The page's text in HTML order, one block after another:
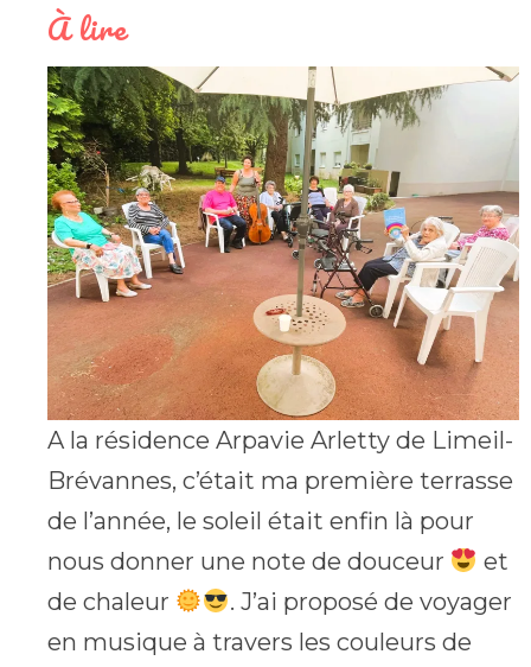
À lire
A la résidence Arpavie Arletty de Limeil-
Brévannes, c’était ma première terrasse
de l’année, le soleil était enfin là pour
nous donner une note de douceur
et
de chaleur
. J’ai proposé de voyager
en musique à travers les couleurs de